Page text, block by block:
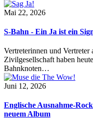
Mai 22, 2026
S-Bahn - Ein Ja ist ein
Vertreterinnen und
Zivilgesellschaft haben
Bahnknoten…
Juni 12, 2026
Englische Ausnahme-
neuem Album